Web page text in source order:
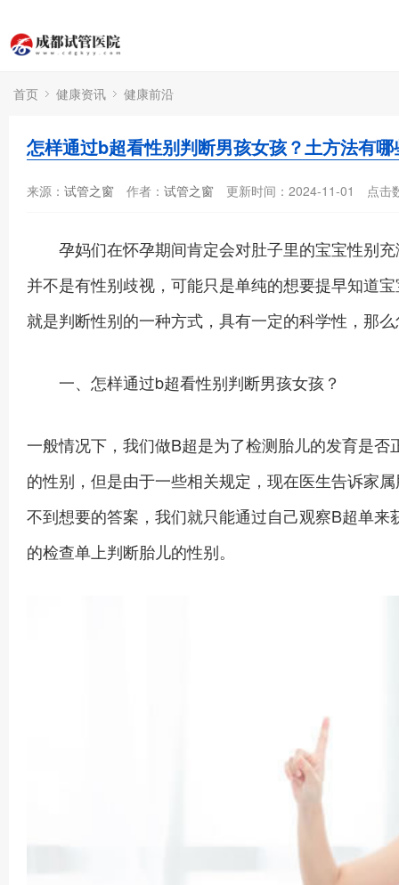
首页 健康资讯 健康前沿
怎样通过b超看性别判断男孩女孩？土方法有哪
来源： 试管之窗 作者： 试管之窗 更新时间：2024-11-01 点击
孕妈们在怀孕期间肯定会对肚子里的宝宝性别充
并不是有性别歧视，可能只是单纯的想要提早知道
就是判断性别的一种方式，具有一定的科学性，那
一、怎样通过b超看性别判断男孩女孩？
一般情况下，我们做B超是为了检测胎儿的发育是
的性别，但是由于一些相关规定，现在医生告诉家
不到想要的答案，我们就只能通过自己观察B超单
的检查单上判断胎儿的性别。